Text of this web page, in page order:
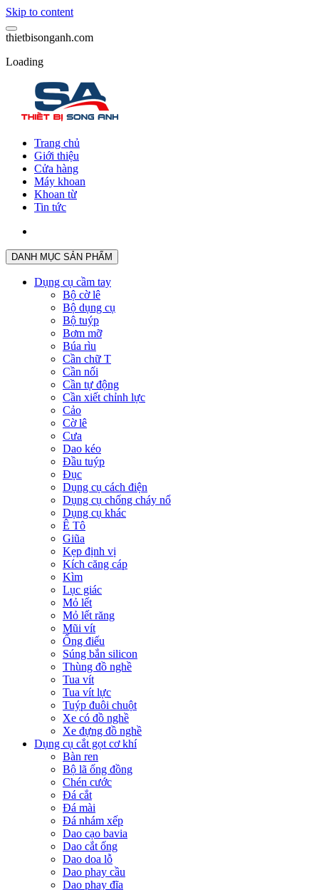
Skip to content
thietbisonganh.com
Loading
Trang chủ
Giới thiệu
Cửa hàng
Máy khoan
Khoan từ
Tin tức
DANH MỤC SẢN PHẨM
Dụng cụ cầm tay
Bộ cờ lê
Bộ dụng cụ
Bộ tuýp
Bơm mỡ
Búa rìu
Cần chữ T
Cần nối
Cần tự động
Cần xiết chỉnh lực
Cảo
Cờ lê
Cưa
Dao kéo
Đầu tuýp
Đục
Dụng cụ cách điện
Dụng cụ chống cháy nổ
Dụng cụ khác
Ê Tô
Giũa
Kẹp định vị
Kích căng cáp
Kìm
Lục giác
Mỏ lết
Mỏ lết răng
Mũi vít
Ống điếu
Súng bắn silicon
Thùng đồ nghề
Tua vít
Tua vít lực
Tuýp đuôi chuột
Xe có đồ nghề
Xe đựng đồ nghề
Dụng cụ cắt gọt cơ khí
Bàn ren
Bộ lã ống đồng
Chén cước
Đá cắt
Đá mài
Đá nhám xếp
Dao cạo bavia
Dao cắt ống
Dao doa lỗ
Dao phay cầu
Dao phay đĩa